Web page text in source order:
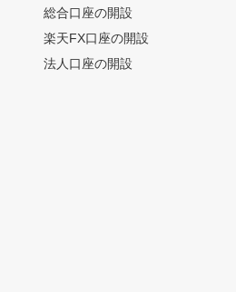
総合口座の開設
楽天FX口座の開設
法人口座の開設